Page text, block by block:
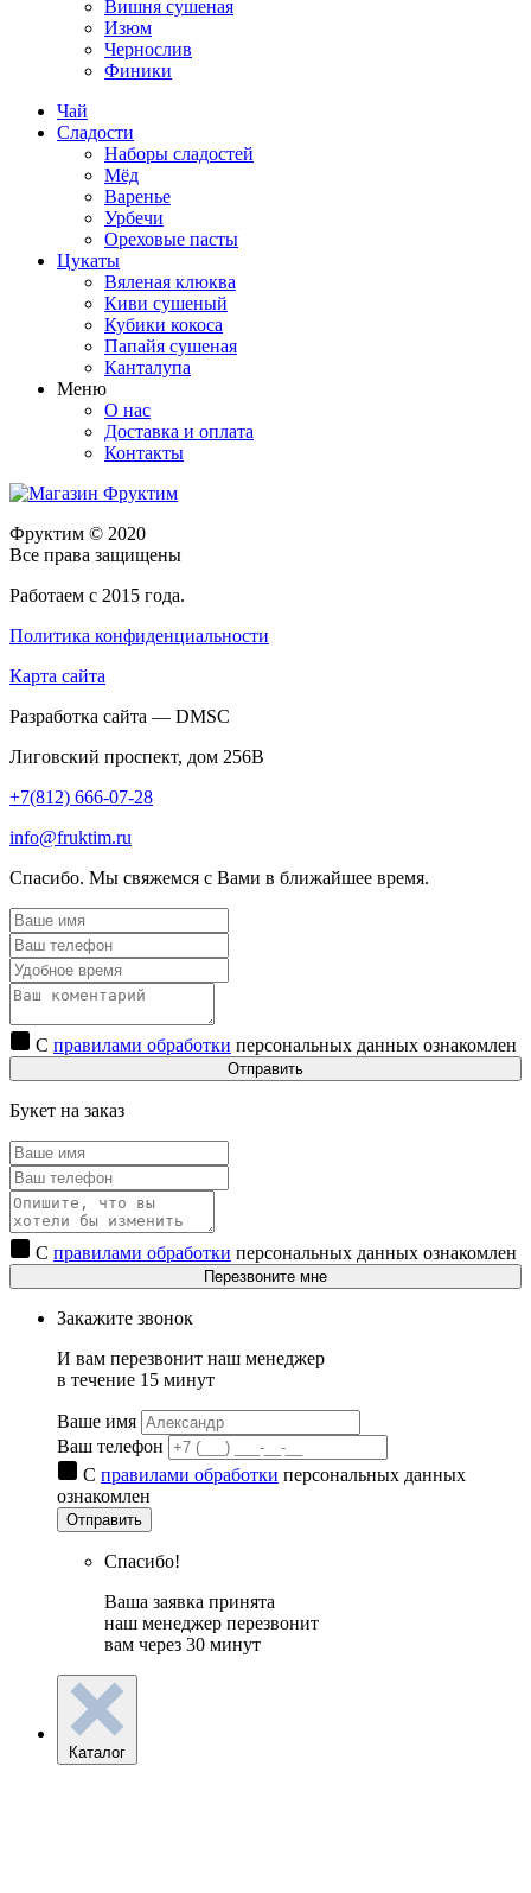
Вишня сушеная
Изюм
Чернослив
Финики
Чай
Сладости
Наборы сладостей
Мёд
Варенье
Урбечи
Ореховые пасты
Цукаты
Вяленая клюква
Киви сушеный
Кубики кокоса
Папайя сушеная
Канталупа
Меню
О нас
Доставка и оплата
Контакты
Фруктим © 2020
Все права защищены
Работаем с 2015 года.
Политика конфиденциальности
Карта сайта
Разработка сайта — DMSC
Лиговский проспект, дом 256В
+7(812) 666-07-28
info@fruktim.ru
Спасибо. Мы свяжемся с Вами в ближайшее время.
С правилами обработки персональных данных ознакомлен
Отправить
Букет на заказ
С правилами обработки персональных данных ознакомлен
Перезвоните мне
Закажите звонок
И вам перезвонит наш менеджер
в течение 15 минут
Ваше имя
Ваш телефон
С правилами обработки персональных данных
ознакомлен
Отправить
Спасибо!
Ваша заявка принята
наш менеджер перезвонит
вам через 30 минут
Каталог